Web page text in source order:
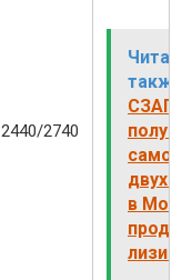
2440/2740
также:
СЗАП-
в
лизинг